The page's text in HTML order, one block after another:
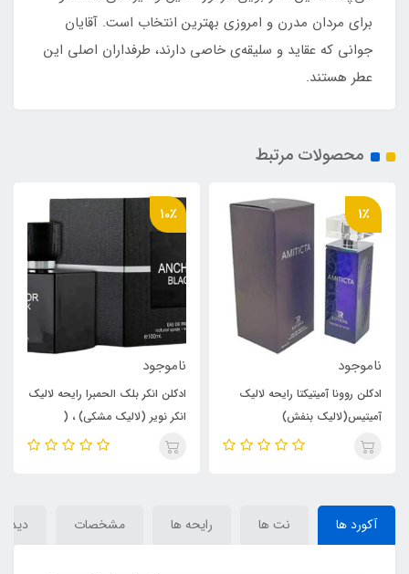
برای مردان مدرن و امروزی بهترین انتخاب است. آقایان
جوانی که عقاید و سلیقه‌ی خاصی دارند، طرفداران اصلی این
عطر هستند.
محصولات مرتبط
1٪
ناموجود
ادکلن روونا آمیتیکتا رایحه لالیک
آمیتیس(لالیک بنفش)
10٪
ناموجود
ادکلن انکر بلک الحمبرا رایحه لالیک
انکر نویر (لالیک مشکی) ، (
Anchor Black) Lalique Encre
آکورد ها نت ها رایحه ها مشخصات